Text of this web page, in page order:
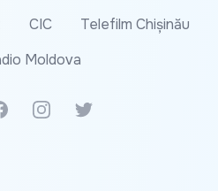
CIC
Telefilm Chișinău
Moldova
InstagramTwitter